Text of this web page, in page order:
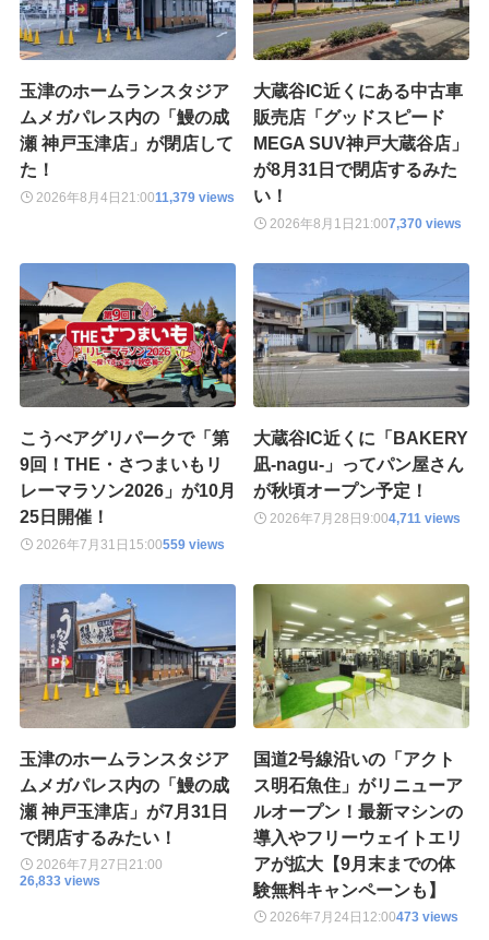
玉津のホームランスタジア
ムメガパレス内の「鰻の成
瀬 神戸玉津店」が閉店して
た！
2026年8月4日 21:0011,379 views
大蔵谷IC近くにある中古車
販売店「グッドスピード
MEGA SUV神戸大蔵谷店」
が8月31日で閉店するみた
い！
2026年8月1日 21:007,370 views
こうべアグリパークで「第
9回！THE・さつまいもリ
レーマラソン2026」が10月
25日開催！
2026年7月31日 15:00559 views
大蔵谷IC近くに「BAKERY
凪-nagu-」ってパン屋さん
が秋頃オープン予定！
2026年7月28日9:004,711 views
玉津のホームランスタジア
ムメガパレス内の「鰻の成
瀬 神戸玉津店」が7月31日
で閉店するみたい！
2026年7月27日 21:00
26,833 views
国道2号線沿いの「アクト
ス明石魚住」がリニューア
ルオープン！最新マシンの
導入やフリーウェイトエリ
アが拡大【9月末までの体
験無料キャンペーンも】
2026年7月24日 12:00473 views